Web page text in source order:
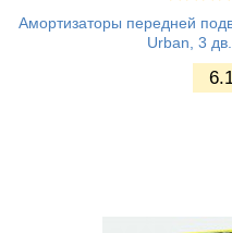
Амортизаторы передней
Urban, 3